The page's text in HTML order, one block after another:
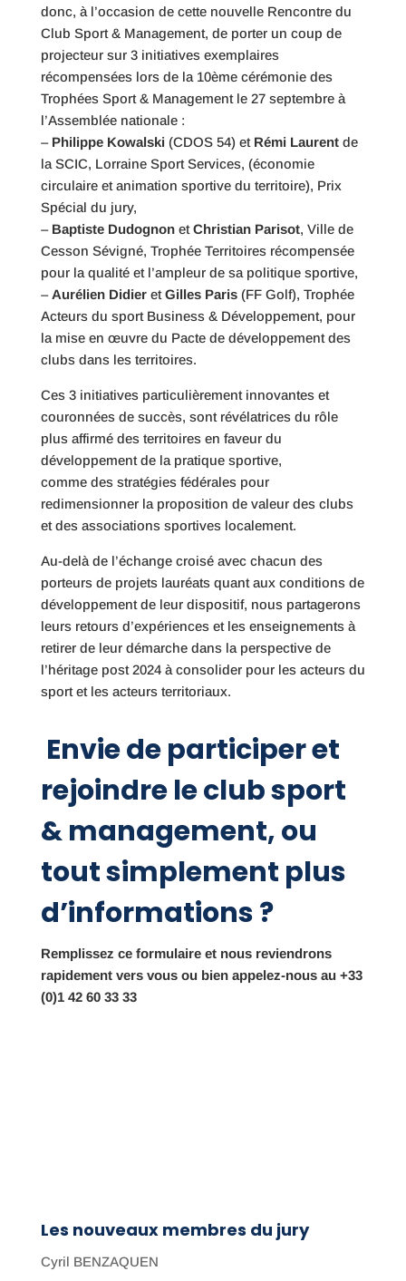
donc, à l’occasion de cette nouvelle Rencontre du
Club Sport & Management, de porter un coup de
projecteur sur 3 initiatives exemplaires
récompensées lors de la 10ème cérémonie des
Trophées Sport & Management le 27 septembre à
l’Assemblée nationale :
– Philippe Kowalski (CDOS 54) et Rémi Laurentde
la SCIC, Lorraine Sport Services, (économie
circulaire et animation sportive du territoire), Prix
Spécial du jury,
– Baptiste DudognonetChristian Parisot, Ville de
Cesson Sévigné, Trophée Territoires récompensée
pour la qualité et l’ampleur de sa politique sportive,
– Aurélien DidieretGilles Paris(FF Golf), Trophée
Acteurs du sport Business & Développement, pour
la mise en œuvre du Pacte de développement des
clubs dans les territoires.
Ces 3 initiatives particulièrement innovantes et
couronnées de succès, sont révélatrices du rôle
plus affirmé des territoires en faveur du
développement de la pratique sportive,
comme des stratégies fédérales pour
redimensionner la proposition de valeur des clubs
et des associations sportives localement.
Au-delà de l’échange croisé avec chacun des
porteurs de projets lauréats quant aux conditions de
développement de leur dispositif, nous partagerons
leurs retours d’expériences et les enseignements à
retirer de leur démarche dans la perspective de
l’héritage post 2024 à consolider pour les acteurs du
sport et les acteurs territoriaux.
Envie de participer et
rejoindre le club sport
& management, ou
tout simplement plus
d’informations ?
Remplissez ce formulaire et nous reviendrons
rapidement vers vous ou bien appelez-nous au +33
(0)1 42 60 33 33
Les nouveaux membres du jury
Cyril BENZAQUEN